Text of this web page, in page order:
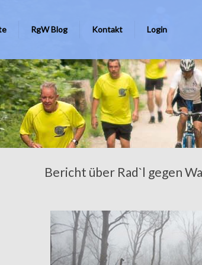
Lauf: 19:54, Bestzeit Damen Lauf: 30:40
RgW Blog Kontakt Login
Bericht über Rad`l gegen